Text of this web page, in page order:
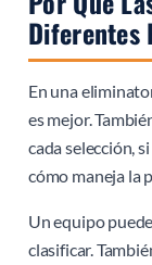
Diferentes
En una
es mejor.
cada selección,
cómo maneja la
Un equipo
clasificar.